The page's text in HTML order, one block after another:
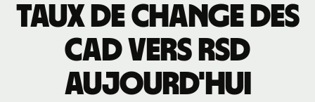
Taux de change des
CAD vers RSD
aujourd'hui